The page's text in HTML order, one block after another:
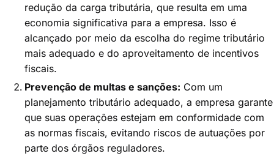
redução da carga tributária, que resulta em uma
economia significativa para a empresa. Isso é
alcançado por meio da escolha do regime tributário
mais adequado e do aproveitamento de incentivos
fiscais.
Prevenção de multas e sanções: Com um
planejamento tributário adequado, a empresa garante
que suas operações estejam em conformidade com
as normas fiscais, evitando riscos de autuações por
parte dos órgãos reguladores.